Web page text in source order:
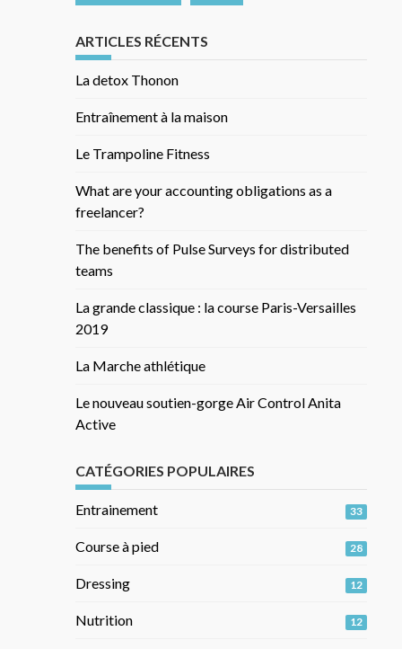
ARTICLES RÉCENTS
La detox Thonon
Entraînement à la maison
Le Trampoline Fitness
What are your accounting obligations as a
freelancer?
The benefits of Pulse Surveys for distributed
teams
La grande classique : la course Paris-Versailles
2019
La Marche athlétique
Le nouveau soutien-gorge Air Control Anita
Active
CATÉGORIES POPULAIRES
Entrainement 33
Course à pied 28
Dressing 12
Nutrition 12